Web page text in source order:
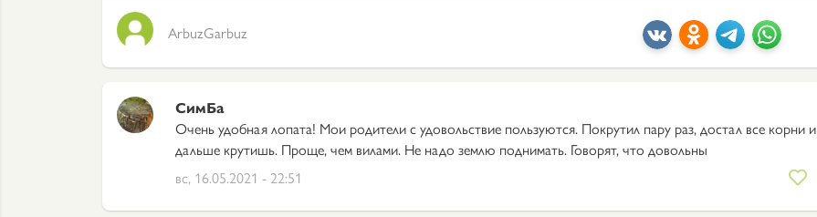
ArbuzGarbuz
СимБа
Очень удобная лопата! Мои родители с удовольствие пользуются. Покрутил пару раз, достал все корни и
дальше крутишь. Проще, чем вилами. Не надо землю поднимать. Говорят, что довольны
вс, 16.05.2021 - 22:51